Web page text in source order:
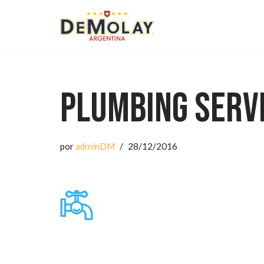
Plumbing
poradminDM 28/12/2016